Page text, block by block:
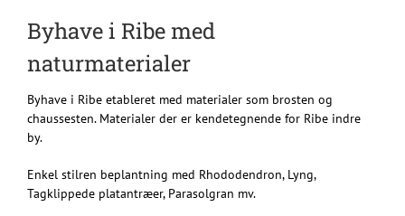
Byhave i Ribe med
naturmaterialer
Byhave i Ribe etableret med materialer som brosten og
chaussesten. Materialer der er kendetegnende for Ribe indre
by.
Enkel stilren beplantning med Rhododendron, Lyng,
Tagklippede platantræer, Parasolgran mv.